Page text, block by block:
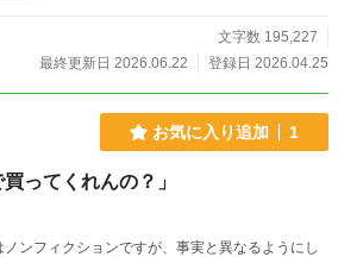
文字数 195,227
最終更新日 2026.06.22
登録日 2026.04.25
お気に入り追加 1
ってくれんの？」
ンフィクションですが、事実と異なるようにし